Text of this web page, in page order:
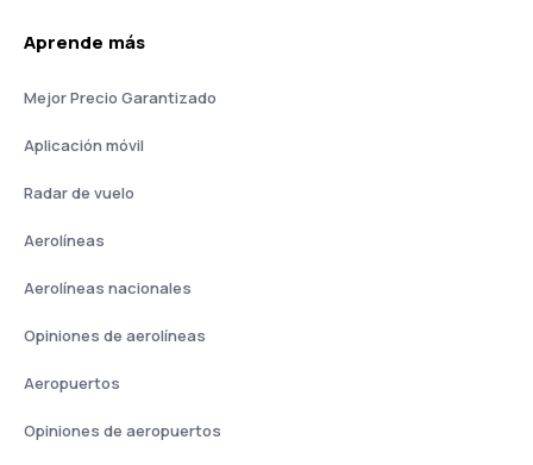
Aprende más
Mejor Precio Garantizado
Aplicación móvil
Radar de vuelo
Aerolíneas
Aerolíneas nacionales
Opiniones de aerolíneas
Aeropuertos
Opiniones de aeropuertos